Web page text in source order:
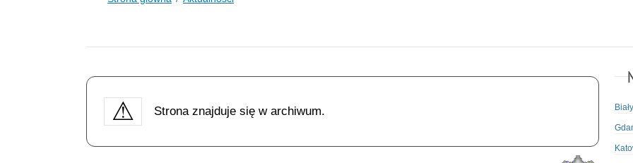
Strona znajduje się w archiwum.